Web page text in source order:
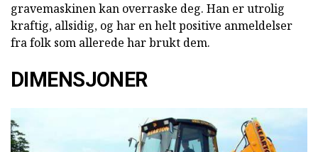
gravemaskinen kan overraske deg. Han er utrolig
kraftig, allsidig, og har en helt positive anmeldelser
fra folk som allerede har brukt dem.
DIMENSJONER